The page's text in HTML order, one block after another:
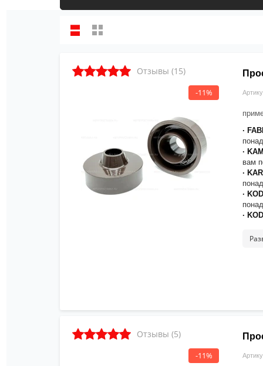
Отзывы (15)
-11%
·
·
вам
·
·
·
·
·
·
Отзывы (5)
-11%